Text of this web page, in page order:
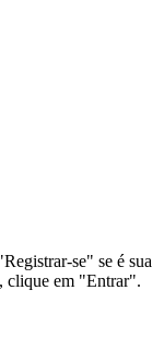
se" se é sua
clique em "Entrar".